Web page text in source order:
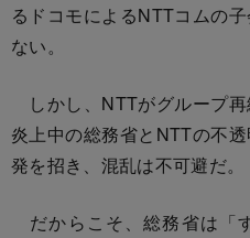
るドコモによるNTTコムの
ない。
しかし、NTTがグループ
炎上中の総務省とNTTの不
発を招き、混乱は不可避だ。
だからこそ、総務省は「